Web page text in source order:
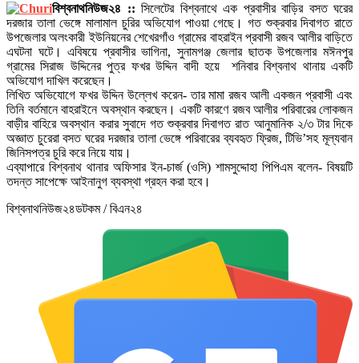
বিশ্বনাথনিউজ২৪ :: সিলেটের বিশ্বনাথে এক প্রবাসীর বাড়ির বসত ঘরের
দরজার তালা ভেঙ্গে মালামাল চুরির অভিযোগ পাওয়া গেছে। গত শুক্রবার দিবাগত রাতে
উপজেলার অলংকারী ইউনিয়নের শেখেরগাঁও গ্রামের বাহরাইন প্রবাসী রজব আলীর বাড়িতে
এঘটনা ঘটে। এবিষয়ে প্রবাসীর ভাগিনা, সুনামগঞ্জ জেলার ছাতক উপজেলার মঈনপুর
গ্রামের সিরাজ উদ্দিনের পুত্র ফখর উদ্দিন বাদী হয়ে শনিবার বিশ্বনাথ থানায় একটি
অভিযোগ দাখিল করেছেন।
লিখিত অভিযোগে ফখর উদ্দিন উল্লেখ করেন- তার মামা রজব আলী একজন প্রবাসী এবং
তিনি বর্তমানে বাহরাইনে অবস্থান করছেন। একটি কারণে রজব আলীর পরিবারের লোকজন
বাড়ীর বাহিরে অবস্থান করার সুবাদে গত শুক্রবার দিবাগত রাত আনুমানিক ২/৩ টার দিকে
অজ্ঞাত চুরেরা বসত ঘরের দরজার তালা ভেঙ্গে পরিবারের ব্যবহৃত ফ্রিজ, টিভি’সহ মূল্যবান
জিনিসপত্র চুরি করে নিয়ে যায়।
এব্যাপারে বিশ্বনাথ থানার অফিসার ইন-চার্জ (ওসি) শামসুদ্দোহা পিপিএম বলেন- বিষয়টি
তদন্ত সাপেক্ষে আইনানুগ ব্যবস্থা গ্রহন করা হবে।
বিশ্বনাথনিউজ২৪ডটকম / বিএন২৪